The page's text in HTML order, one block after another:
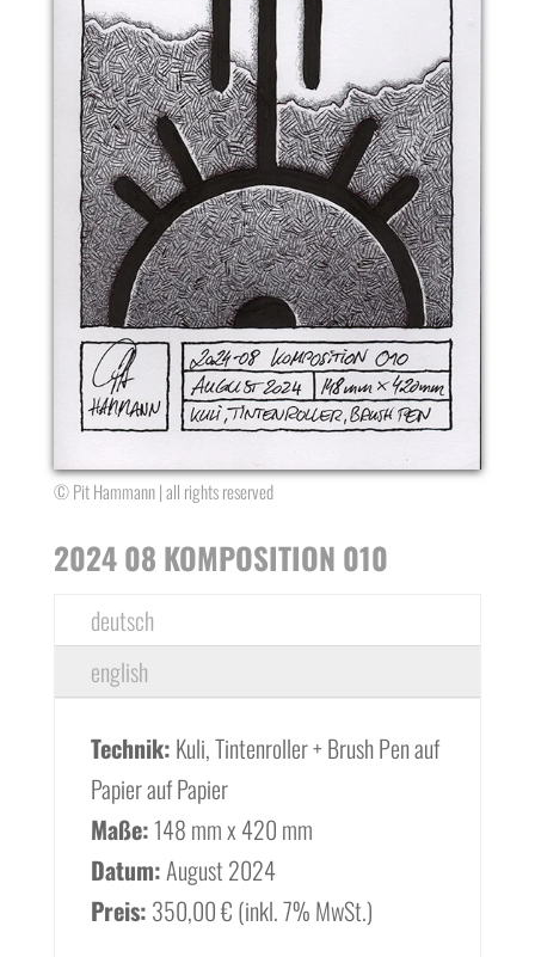
© Pit Hammann | all rights reserved
2024 08 KOMPOSITION 010
deutsch
english
Technik: Kuli, Tintenroller + Brush Pen auf
Papier auf Papier
Maße: 148 mm x 420 mm
Datum:August 2024
Preis: 350,00 € (inkl. 7% MwSt.)